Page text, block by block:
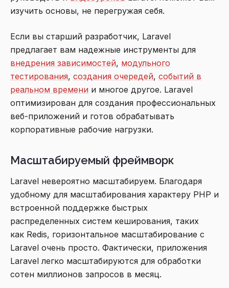
изучить основы, не перегружая себя.
Если вы старший разработчик, Laravel
предлагает вам надежные инструменты для
внедрения зависимостей, модульного
тестирования, создания очередей, событий в
реальном времени и многое другое. Laravel
оптимизирован для создания профессиональных
веб-приложений и готов обрабатывать
корпоративные рабочие нагрузки.
Масштабируемый фреймворк
Laravel невероятно масштабируем. Благодаря
удобному для масштабирования характеру PHP и
встроенной поддержке быстрых
распределенных систем кеширования, таких
как Redis, горизонтальное масштабирование с
Laravel очень просто. Фактически, приложения
Laravel легко масштабируются для обработки
сотен миллионов запросов в месяц.